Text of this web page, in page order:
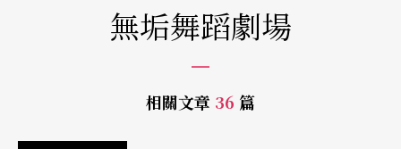
無垢舞蹈劇場
相關文章 36 篇